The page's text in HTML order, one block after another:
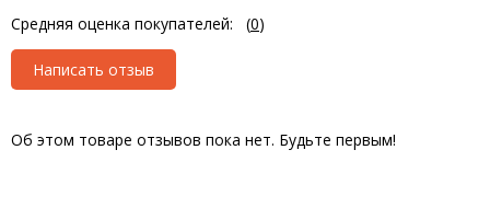
Средняя оценка покупателей: (0)
Написать отзыв
Об этом товаре отзывов пока нет. Будьте первым!